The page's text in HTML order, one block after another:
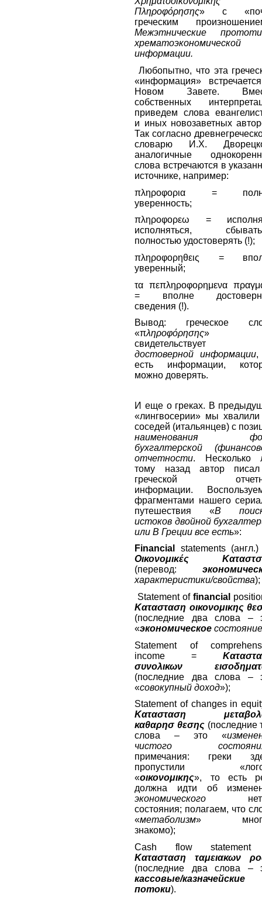
Πληροφόρησης» с
греческим
Межэтнические
хрематоэкономической
информации.
Любопытно, что эта
«информация»
Новом Завете.
собственных
приведем слова
и иных новозаветных
Так согласно
словарю И.Х.
аналогичные
слова встречаются в
источнике, например:
πληροφορια =
уверенность;
πληροφορεω =
исполняться,
полностью удостоверять (!);
πληροφορηθεις =
уверенный;
τα πεπληροφορημενα
= вполне
сведения (!).
Вывод: греческое
«πληροφόρησης»
достоверной информации,
есть информации,
можно доверять.
И еще о греках. В
«лингвосерии» мы
соседей (итальянцев) с
наименования
бухгалтерской
отчетности. Несколько
тому назад автор
греческой
информации.
фрагментами нашего
путешествия «В
истоков двойной
или В Греции все есть»:
Financial
statements
Οικονομικές
(перевод:
характеристики/свойства);
Statement offinancial
Κατασταση οικονομικης
(последние два слова –
«экономическое
Statement of
income =
συνολικων
(последние два слова –
«совокупный доход»);
Statement of changes in
Κατασταση μ
καθαρησ θεσης (последние
слова – это «
чистого
примечания: греки
пропустили
«οικονομικης», то есть
должна идти об
экономического
состояния; полагаем, что
«метаболизм»
знакомо);
Cash flow
Κατασταση
ταμειακων
(последние два слова –
кассовые/казначейские
потоки).